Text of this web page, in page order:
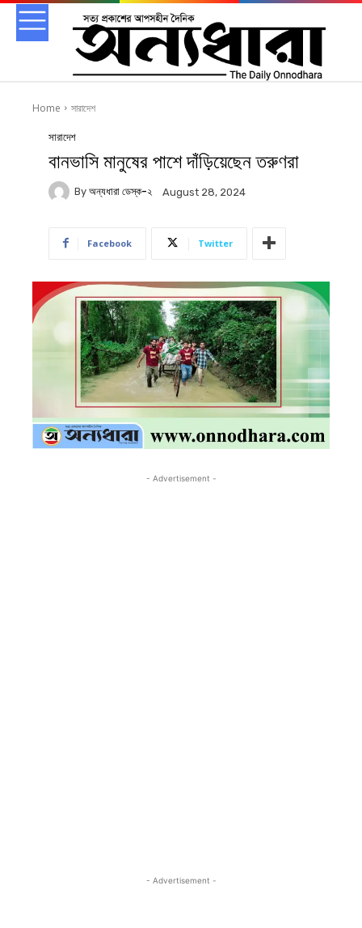
Home সারাদেশ
সারাদেশ
বানভাসি মানুষের পাশে দাঁড়িয়েছেন তরুণরা
By অন্যধারা ডেস্ক-২ August 28, 2024
Facebook Twitter
- Advertisement -
- Advertisement -